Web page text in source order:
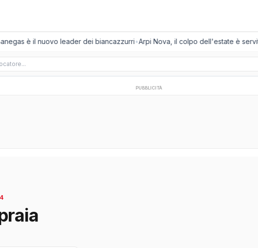
è il nuovo leader dei biancazzurri•Arpi Nova, il colpo dell'estate è
PUBBLICITÀ